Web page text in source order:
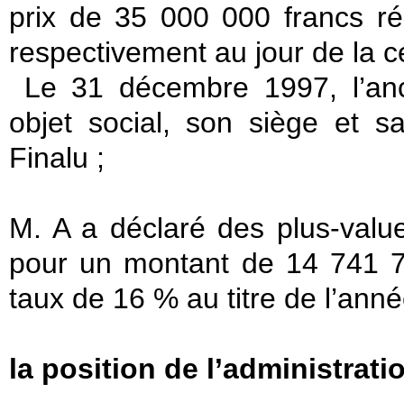
prix de 35 000 000 francs
respectivement au jour de la
Le 31 décembre 1997,
objet social, son siège et
Finalu ;
M. A a déclaré des plus-
pour un montant de 14 741
taux de 16 % au titre de
la position de